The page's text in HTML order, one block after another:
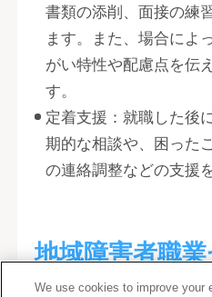
書類の添削、面接の練
ます。また、場合によ
がい特性や配慮点を伝
す。
定着支援：就職した後
期的な相談や、困った
の連絡調整などの支援
地域障害者職
We use cookies to improve your